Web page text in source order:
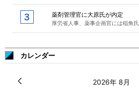
薬剤管理官に大原氏が内定
厚労省人事、薬事企画官には稲角氏
カレンダー
2026年 8月